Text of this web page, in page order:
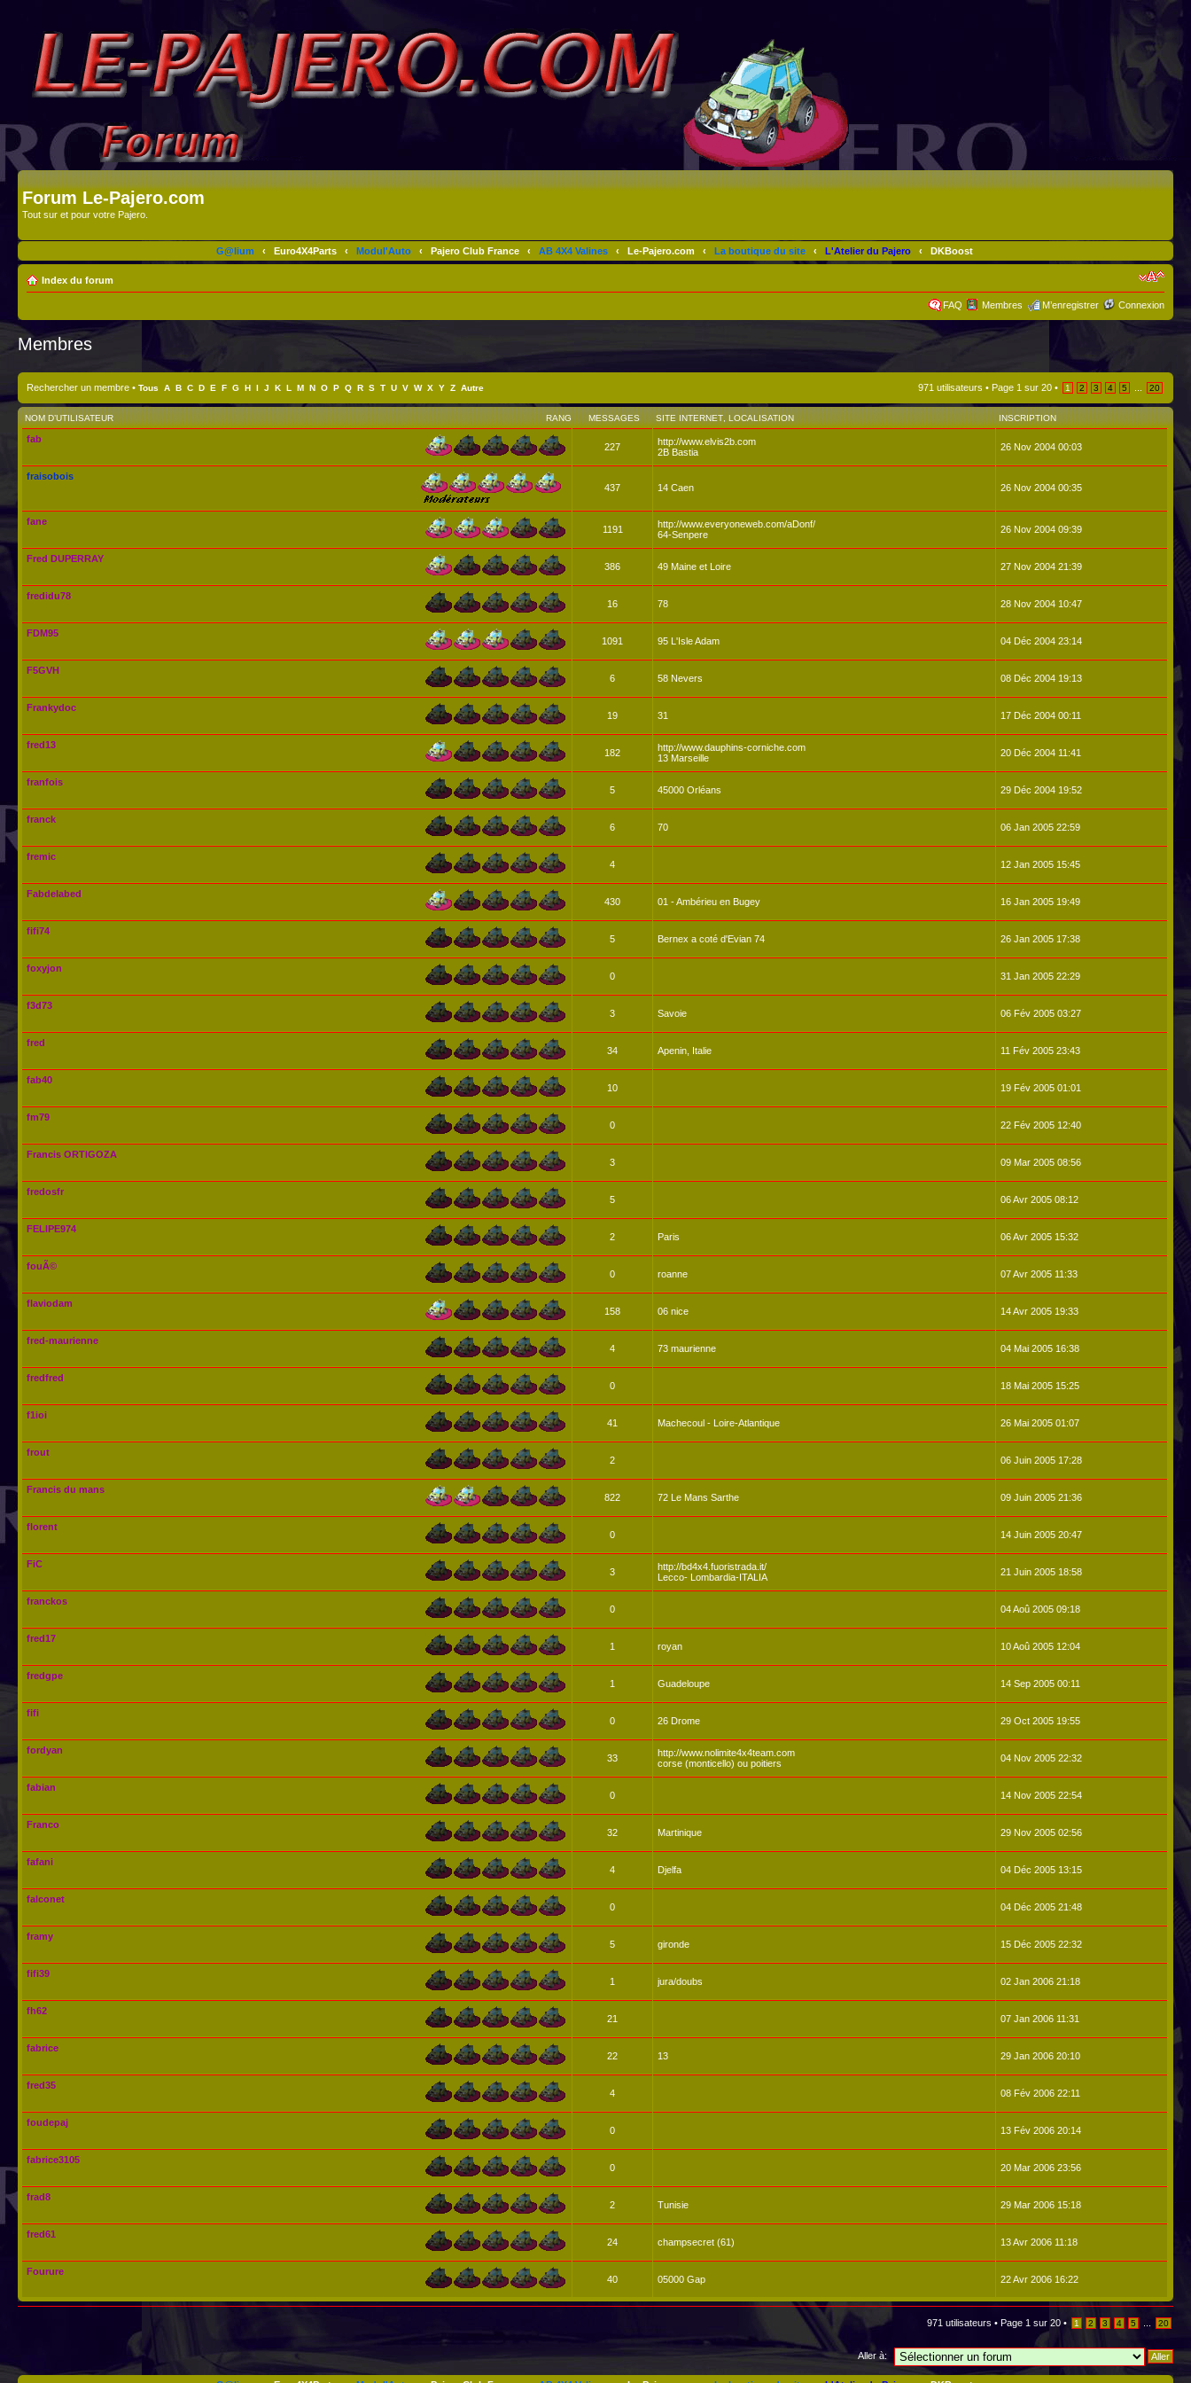
Forum Le-Pajero.com
Tout sur et pour votre Pajero.
G@lium ‹ Euro4X4Parts ‹ Modul'Auto ‹ Pajero Club France ‹ AB 4X4 Valines ‹ Le-Pajero.com ‹ La boutique du site ‹ L'Atelier du Pajero ‹ DKBoost
Index du forum
FAQ Membres M’enregistrer Connexion
Membres
Rechercher un membre • Tous A B C D E F G H I J K L M N O P Q R S T U V W X Y Z Autre 971 utilisateurs • Page 1 sur 20 • 1 2 3 4 5 20
RANG
NOM D’UTILISATEUR MESSAGES SITE INTERNET LOCALISATION INSCRIPTION
fab
227
http://www.elvis2b.com
2B Bastia
26 Nov 2004 00:03
fraisobois
437
14 Caen 26 Nov 2004 00:35
fane
1191
http://www.everyoneweb.com/aDonf/
64-Senpere
26 Nov 2004 09:39
Fred DUPERRAY
386 49 Maine et Loire 27 Nov 2004 21:39
fredidu78
16 78 28 Nov 2004 10:47
FDM95
1091 95 L'Isle Adam 04 Déc 2004 23:14
F5GVH
6 58 Nevers 08 Déc 2004 19:13
Frankydoc
19 31 17 Déc 2004 00:11
fred13
182
http://www.dauphins-corniche.com
13 Marseille
20 Déc 2004 11:41
franfois
5 45000 Orléans 29 Déc 2004 19:52
franck
6 70 06 Jan 2005 22:59
fremic
4 12 Jan 2005 15:45
Fabdelabed
430 01 - Ambérieu en Bugey 16 Jan 2005 19:49
fifi74
5 Bernex a coté d'Evian 74 26 Jan 2005 17:38
foxyjon
0 31 Jan 2005 22:29
f3d73
3 Savoie 06 Fév 2005 03:27
fred
34 Apenin, Italie 11 Fév 2005 23:43
fab40
10 19 Fév 2005 01:01
fm79
0 22 Fév 2005 12:40
Francis ORTIGOZA
3 09 Mar 2005 08:56
fredosfr
5 06 Avr 2005 08:12
FELIPE974
2 Paris 06 Avr 2005 15:32
fouÃ©
0 roanne 07 Avr 2005 11:33
flaviodam
158 06 nice 14 Avr 2005 19:33
fred-maurienne
4 73 maurienne 04 Mai 2005 16:38
fredfred
0 18 Mai 2005 15:25
f1ioi
41 Machecoul - Loire-Atlantique 26 Mai 2005 01:07
frout
2 06 Juin 2005 17:28
Francis du mans
822 72 Le Mans Sarthe 09 Juin 2005 21:36
florent
0 14 Juin 2005 20:47
FiC
3
http://bd4x4.fuoristrada.it/
Lecco- Lombardia-ITALIA
21 Juin 2005 18:58
franckos
0 04 Aoû 2005 09:18
fred17
1 royan 10 Aoû 2005 12:04
fredgpe
1 Guadeloupe 14 Sep 2005 00:11
fifi
0 26 Drome 29 Oct 2005 19:55
fordyan
33
http://www.nolimite4x4team.com
corse (monticello) ou poitiers
04 Nov 2005 22:32
fabian
0 14 Nov 2005 22:54
Franco
32 Martinique 29 Nov 2005 02:56
fafani
4 Djelfa 04 Déc 2005 13:15
falconet
0 04 Déc 2005 21:48
framy
5 gironde 15 Déc 2005 22:32
fifi39
1 jura/doubs 02 Jan 2006 21:18
fh62
21 07 Jan 2006 11:31
fabrice
22 13 29 Jan 2006 20:10
fred35
4 08 Fév 2006 22:11
foudepaj
0 13 Fév 2006 20:14
fabrice3105
0 20 Mar 2006 23:56
frad8
2 Tunisie 29 Mar 2006 15:18
fred61
24 champsecret (61) 13 Avr 2006 11:18
Fourure
40 05000 Gap 22 Avr 2006 16:22
971 utilisateurs • Page 1 sur 20 • 1 2 3 4 5 20
Aller à: